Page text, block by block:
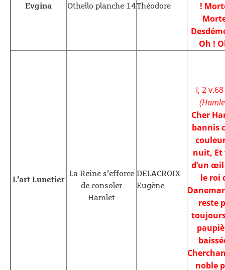
Evgina
Othello planche 14Théodore
!
Oh !
L’art Lunetier
La Reine s’efforce
de consoler
Hamlet
DELACROIX
Eugène
I, 2 v.68
Cher
bannis
nuit, Et
d’un
le roi
reste
noble